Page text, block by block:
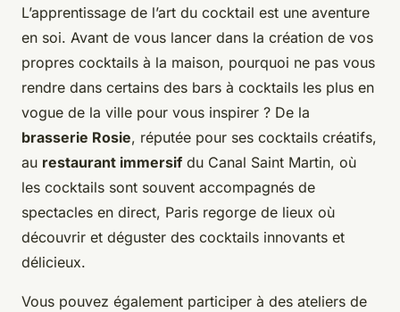
L’apprentissage de l’art du cocktail est une aventure
en soi. Avant de vous lancer dans la création de vos
propres cocktails à la maison, pourquoi ne pas vous
rendre dans certains des bars à cocktails les plus en
vogue de la ville pour vous inspirer ? De la
brasserie Rosie, réputée pour ses cocktails créatifs,
au restaurant immersif du Canal Saint Martin, où
les cocktails sont souvent accompagnés de
spectacles en direct, Paris regorge de lieux où
découvrir et déguster des cocktails innovants et
délicieux.
Vous pouvez également participer à des ateliers de